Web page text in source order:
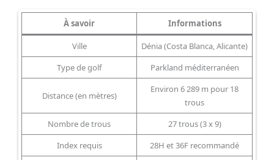
À savoir Informations
Ville
Dénia (Costa Blanca, Alicante)
Type de golf
Parkland méditerranéen
Distance (en mètres)
Environ 6 289 m pour 18
trous
Nombre de trous
27 trous (3 x 9)
Index requis
28H et 36F recommandé